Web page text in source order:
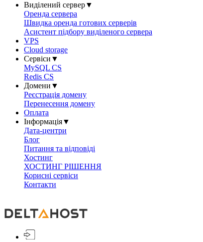
Виділений сервер▼
Оренда сервера
Швидка оренда готових серверів
Асистент підбору виділеного сервера
VPS
Cloud storage
Сервіси ▼
MySQL CS
Redis CS
Домени ▼
Реєстрація домену
Перенесення домену
Оплата
Інформація▼
Дата-центри
Блог
Питання та відповіді
Хостинг
ХОСТИНГ РІШЕННЯ
Корисні сервіси
Контакти